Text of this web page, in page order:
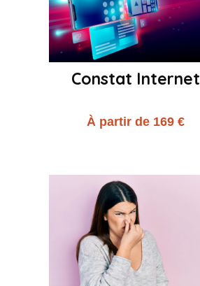
Constat Internet
À partir de 169 €